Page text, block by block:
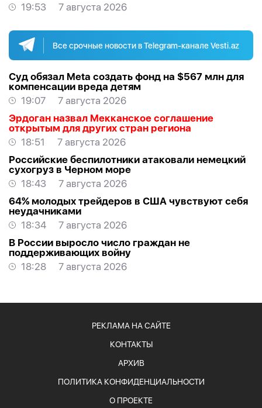
19:53
7 августа 2026
Все срочные новости в Telegram-канале Vesti.az
Суд обязал Meta создать фонд на $567 млн для
компенсации вреда детям
19:07
7 августа 2026
Эрдоган назвал Мекканское соглашение
открытым для других стран региона
18:51
7 августа 2026
Российские беспилотники атаковали немецкий
сухогруз в Черном море
18:43
7 августа 2026
64% молодых трейдеров в США чувствуют себя
неудачниками
18:34
7 августа 2026
В России выросло число граждан не
поддерживающих войну
18:28
7 августа 2026
РЕКЛАМА НА САЙТЕ
КОНТАКТЫ
АРХИВ
ПОЛИТИКА КОНФИДЕНЦИАЛЬНОСТИ
О ПРОЕКТЕ